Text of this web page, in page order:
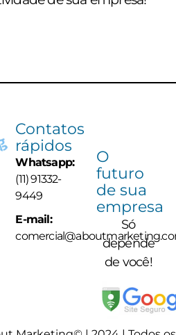
Contatos
rápidos
Whatsapp:
(11) 91332-
9449
E-mail:
O
futuro
de sua
empresa
Só
depende
de você!